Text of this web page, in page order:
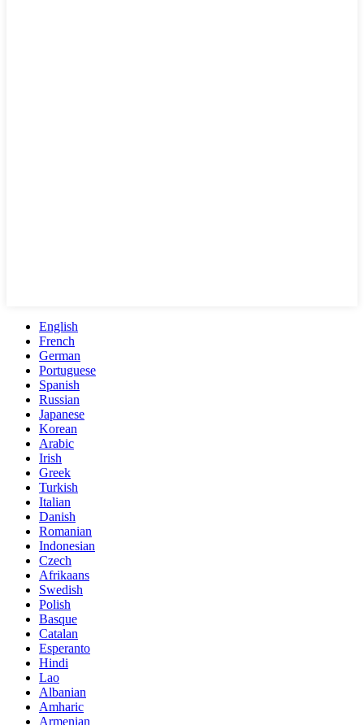
English
French
German
Portuguese
Spanish
Russian
Japanese
Korean
Arabic
Irish
Greek
Turkish
Italian
Danish
Romanian
Indonesian
Czech
Afrikaans
Swedish
Polish
Basque
Catalan
Esperanto
Hindi
Lao
Albanian
Amharic
Armenian